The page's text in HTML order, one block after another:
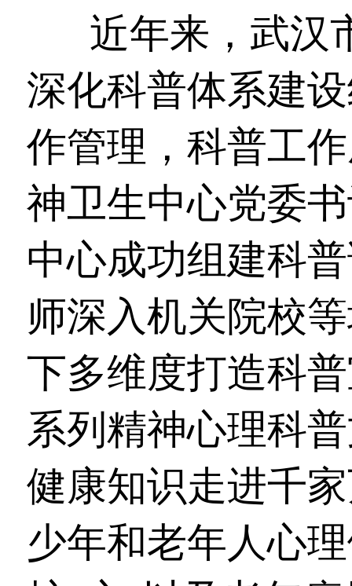
近年来，武汉
深化科普体系建
作管理，科普工
神卫生中心党委
中心成功组建科
师深入机关院校
下多维度打造科
系列精神心理科
健康知识走进千
少年和老年人心